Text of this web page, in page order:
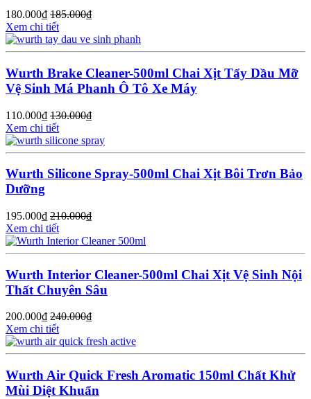
180.000₫ 185.000₫
Xem chi tiết
Wurth Brake Cleaner-500ml Chai Xịt Tẩy Dầu Mỡ
Vệ Sinh Má Phanh Ô Tô Xe Máy
110.000₫ 130.000₫
Xem chi tiết
Wurth Silicone Spray-500ml Chai Xịt Bôi Trơn Bảo
Dưỡng
195.000₫ 210.000₫
Xem chi tiết
Wurth Interior Cleaner-500ml Chai Xịt Vệ Sinh Nội
Thất Chuyên Sâu
200.000₫ 240.000₫
Xem chi tiết
Wurth Air Quick Fresh Aromatic 150ml Chất Khử
Mùi Diệt Khuẩn